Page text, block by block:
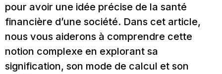
pour avoir une idée précise de la santé
financière d’une société. Dans cet article,
nous vous aiderons à comprendre cette
notion complexe en explorant sa
signification, son mode de calcul et son